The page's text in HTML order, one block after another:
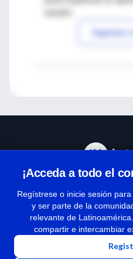
Ingresar
¡Acceda a todo el
Regístrese o inicie sesión
y ser parte de la
relevante de
compartir e intercambiar
Términos y
| Políticas
| Todos los derechos